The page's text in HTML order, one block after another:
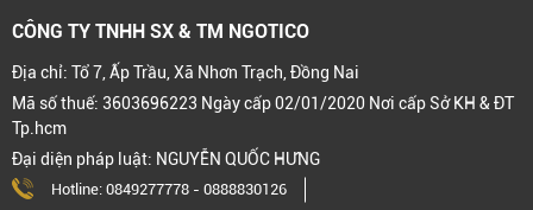
CÔNG TY TNHH SX & TM NGOTICO
Địa chỉ: Tổ 7, Ấp Trầu, Xã Nhơn Trạch, Đồng Nai
Mã số thuế: 3603696223 Ngày cấp 02/01/2020 Nơi cấp Sở KH & ĐT
Tp.hcm
Đại diện pháp luật: NGUYỄN QUỐC HƯNG
Hotline: 0849277778 - 0888830126